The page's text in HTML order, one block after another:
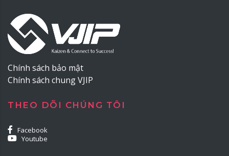
Chính sách bảo mật
Chính sách chung VJIP
THEO DÕI CHÚNG TÔI
Facebook
Youtube